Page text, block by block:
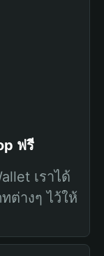
ฟรี
เราได้
ต่างๆ ไว้ให้